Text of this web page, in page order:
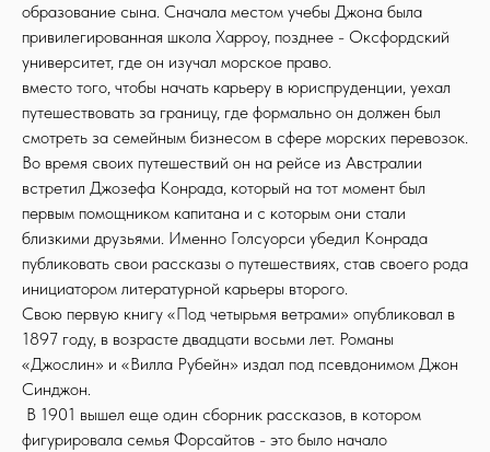
образование сына. Сначала местом учебы Джона была
привилегированная школа Харроу, позднее - Оксфордский
университет, где он изучал морское право.
вместо того, чтобы начать карьеру в юриспруденции, уехал
путешествовать за границу, где формально он должен был
смотреть за семейным бизнесом в сфере морских перевозок.
Во время своих путешествий он на рейсе из Австралии
встретил Джозефа Конрада, который на тот момент был
первым помощником капитана и с которым они стали
близкими друзьями. Именно Голсуорси убедил Конрада
публиковать свои рассказы о путешествиях, став своего рода
инициатором литературной карьеры второго.
Свою первую книгу «Под четырьмя ветрами» опубликовал в
1897 году, в возрасте двадцати восьми лет. Романы
«Джослин» и «Вилла Рубейн» издал под псевдонимом Джон
Синджон.
В 1901 вышел еще один сборник рассказов, в котором
фигурировала семья Форсайтов - это было начало